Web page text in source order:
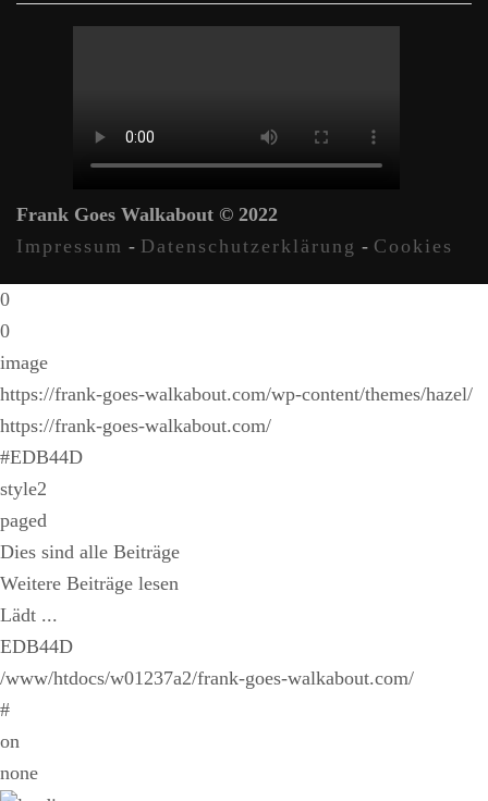
Frank Goes Walkabout © 2022
Impressum - Datenschutzerklärung - Cookies
0
0
image
https://frank-goes-walkabout.com/wp-content/themes/hazel/
https://frank-goes-walkabout.com/
#EDB44D
style2
paged
Dies sind alle Beiträge
Weitere Beiträge lesen
Lädt ...
EDB44D
/www/htdocs/w01237a2/frank-goes-walkabout.com/
#
on
none